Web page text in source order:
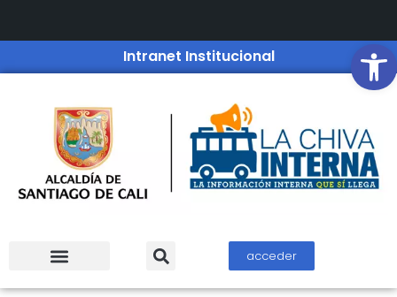
Intranet Institucional
acceder